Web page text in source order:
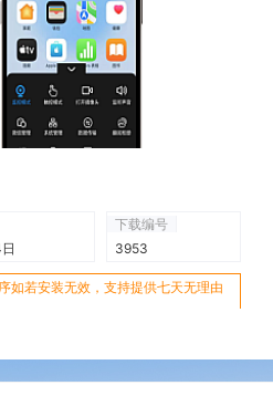
下载编号
3953
如若安装无效，支持提供七天无理由